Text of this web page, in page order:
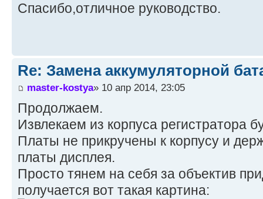
Спасибо,отличное руководство.
Re: Замена аккумуляторной
master-kostya» 10 апр 2014, 23:05
Продолжаем.
Извлекаем из корпуса регистратора
Платы не прикручены к корпусу и
платы дисплея.
Просто тянем на себя за объектив
получается вот такая картина: